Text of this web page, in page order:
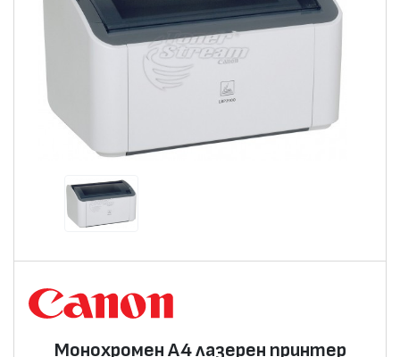
Монохромен А4 лазерен принтер